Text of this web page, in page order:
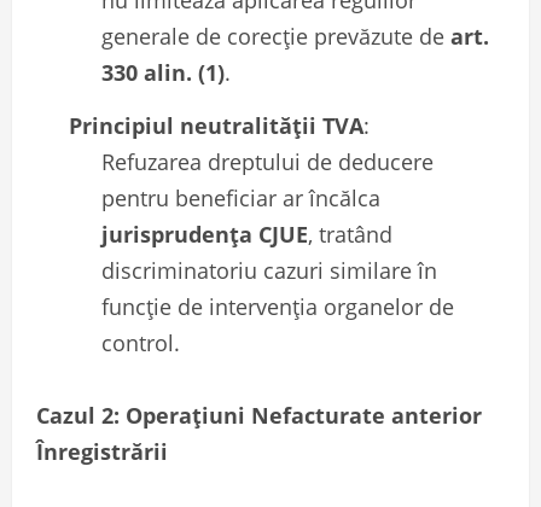
generale de corecție prevăzute de art.
330 alin. (1).
Principiul neutralității TVA:
Refuzarea dreptului de deducere
pentru beneficiar ar încălca
jurisprudența CJUE, tratând
discriminatoriu cazuri similare în
funcție de intervenția organelor de
control.
Cazul 2: Operațiuni Nefacturate anterior
Înregistrării